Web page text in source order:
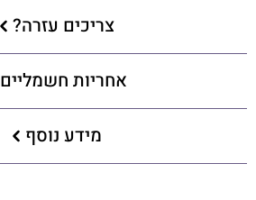
צריכים עזרה?
אחריות חשמליים
מידע נוסף